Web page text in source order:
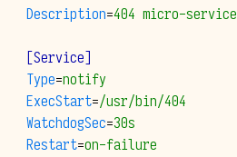
Description=404 micro-service
[Service]
Type=notify
ExecStart=/usr/bin/404
WatchdogSec=30s
Restart=on-failure